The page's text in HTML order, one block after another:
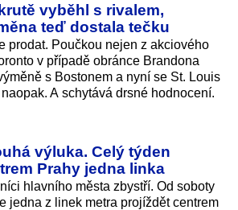
vyběhl s rivalem,
teď dostala tečku
prodat. Poučkou nejen z akciového
v případě obránce Brandona
s Bostonem a nyní se St. Louis
A schytává drsné hodnocení.
výluka. Celý týden
Prahy jedna linka
hlavního města zbystří. Od soboty
jedna z linek metra projíždět centrem